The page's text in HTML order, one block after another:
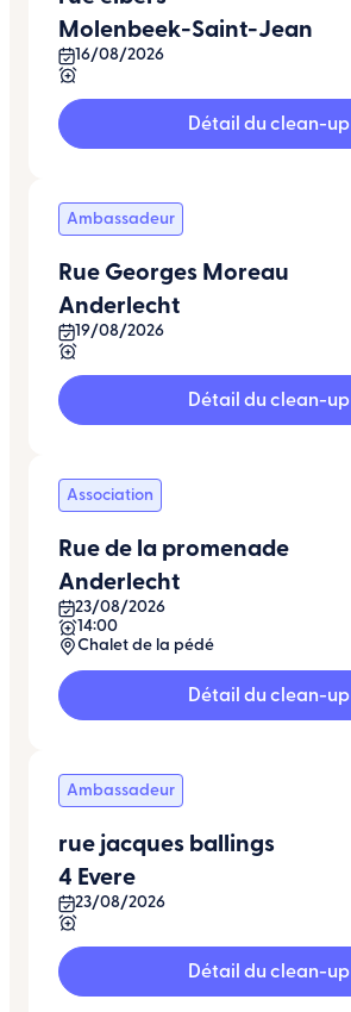
Molenbeek-Saint-Jean
16/08/2026
Détail du clean-up
Ambassadeur
Rue Georges Moreau
Anderlecht
19/08/2026
Détail du clean-up
Association
Rue de la promenade
Anderlecht
23/08/2026
14:00
Chalet de la pédé
Détail du clean-up
Ambassadeur
rue jacques ballings
4 Evere
23/08/2026
Détail du clean-up